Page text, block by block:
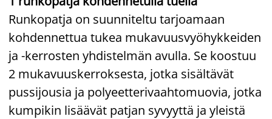
Runkopatja on suunniteltu tarjoamaan
kohdennettua tukea mukavuusvyöhykkeiden
ja -kerrosten yhdistelmän avulla. Se koostuu
2 mukavuuskerroksesta, jotka sisältävät
pussijousia ja polyeetterivaahtomuovia, jotka
kumpikin lisäävät patjan syvyyttä ja yleistä